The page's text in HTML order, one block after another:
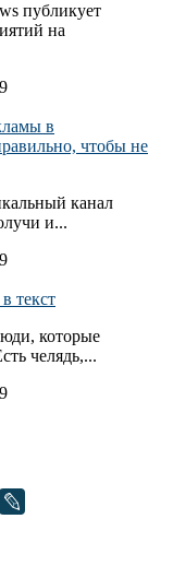
публикует
на
в
чтобы не
канал
и...
текст
которые
челядь,...